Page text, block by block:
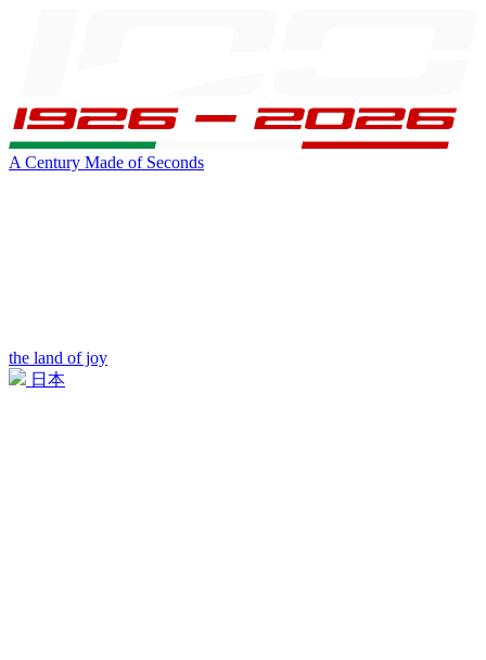
A Century Made of Seconds
the land of joy
日本